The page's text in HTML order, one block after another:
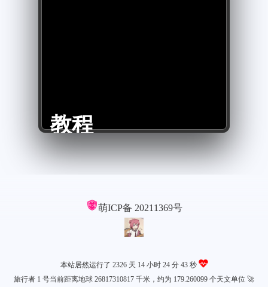
教程
萌ICP备 20211369号
本站居然运行了 2326 天 14 小时 24 分 43 秒
旅行者 1 号当前距离地球 26817310817 千米，约为 179.260099 个天文单位 🚀